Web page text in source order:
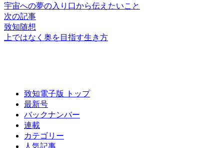
宇宙への夢の入り口から伝えたいこと
次の記事
致知随想
上ではなく奥を目指す生き方
致知電子版 トップ
最新号
バックナンバー
連載
カテゴリー
人気記事